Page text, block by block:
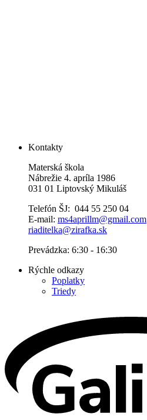
Kontakty
Materská škola
Nábrežie 4. apríla 1986
031 01 Liptovský Mikuláš
Telefón ŠJ: 044 55 250 04
E-mail: ms4aprillm@gmail.com
riaditelka@zirafka.sk
Prevádzka: 6:30 - 16:30
Rýchle odkazy
Poplatky
Triedy